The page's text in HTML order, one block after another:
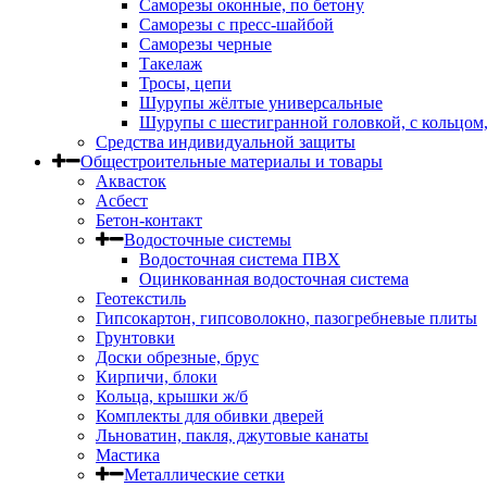
Саморезы оконные, по бетону
Саморезы с пресс-шайбой
Саморезы черные
Такелаж
Тросы, цепи
Шурупы жёлтые универсальные
Шурупы с шестигранной головкой, с
Средства индивидуальной защиты
Общестроительные материалы и товары
Аквасток
Асбест
Бетон-контакт
Водосточные системы
Водосточная система ПВХ
Оцинкованная водосточная система
Геотекстиль
Гипсокартон, гипсоволокно, пазогребневые плиты
Грунтовки
Доски обрезные, брус
Кирпичи, блоки
Кольца, крышки ж/б
Комплекты для обивки дверей
Льноватин, пакля, джутовые канаты
Мастика
Металлические сетки